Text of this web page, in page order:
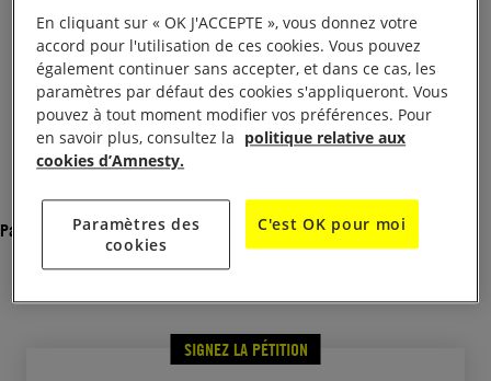
Les autorités l’empêchent à présent de recevoir les
soins médicaux qui lui permettraient de ne pas
devenir aveugle.
Voir la lettre de pétition
Kurde iranienne de 34 ans, Zeynab Jalalian
purge une peine de réclusion à perpétuité
après un procès expédié en quelques minutes
et entaché d’irrégularités flagrantes. Cette
jeune femme militait en faveur des droits de la
minorité kurde en Iran, en particulier ceux des
Partager
SIGNEZ LA PÉTITION
En cliquant sur « OK J'ACCEPTE », vous donnez votre
accord pour l'utilisation de ces cookies. Vous pouvez
également continuer sans accepter, et dans ce cas, les
paramètres par défaut des cookies s'appliqueront. Vous
pouvez à tout moment modifier vos préférences. Pour
en savoir plus, consultez la politique relative aux
cookies d’Amnesty.
Paramètres des
cookies
C'est OK pour moi